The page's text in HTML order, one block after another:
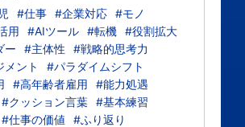
#仕事 #企業対応 #モノ
用 #AIツール #転機 #役割拡大
ー
#主体性
#戦略的思考力
メント
#パラダイムシフト
#高年齢者雇用
#能力処遇
#クッション言葉 #基本練習
#仕事の価値
#ふり返り